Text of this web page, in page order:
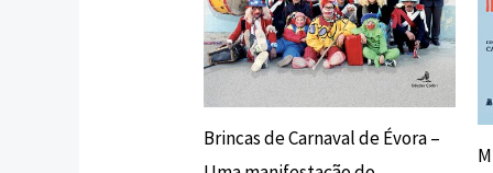
Brincas de Carnaval de Évora –